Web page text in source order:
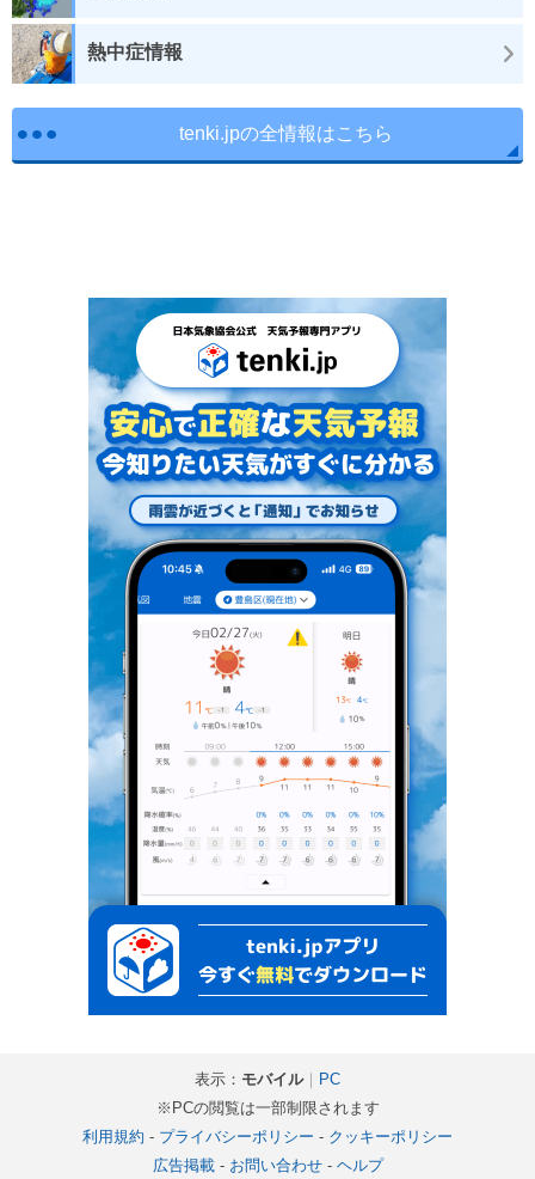
熱中症情報
tenki.jpの全情報はこちら
表示： モバイル｜ PC
※PCの閲覧は一部制限されます
利用規約 - プライバシーポリシー - クッキーポリシー
広告掲載- お問い合わせ- ヘルプ